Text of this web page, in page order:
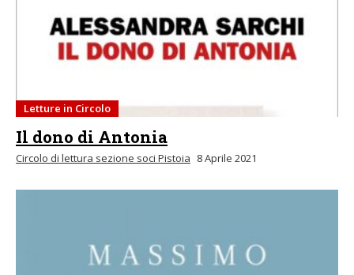
Letture in Circolo
Il dono di Antonia
Circolo di lettura sezione soci Pistoia 8 Aprile 2021